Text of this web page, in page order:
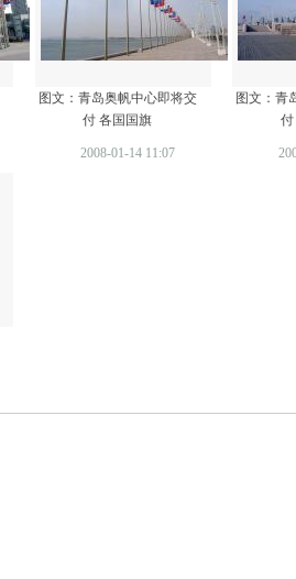
图文：青岛奥帆中心即将交
付 各国国旗
2008-01-14 11:07
图文：青
付